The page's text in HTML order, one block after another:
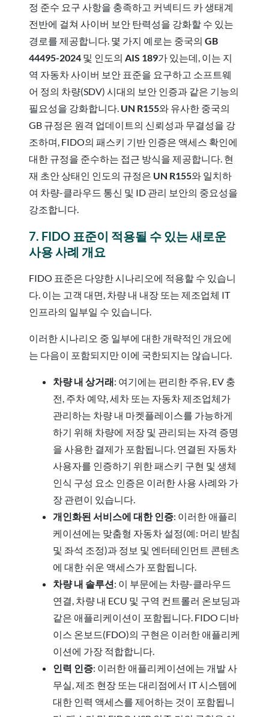
정 준수 요구 사항을 충족하고 커넥티드 카 생태계
전반에 걸쳐 사이버 보안 탄력성을 강화할 수 있는
경로를 제공합니다. 몇 가지 예로는 중국의 GB
44495-2024 및 인도의 AIS 189가 있는데, 이는 지
역 자동차 사이버 보안 표준을 요구하고 소프트웨
어 정의 차량(SDV) 시대의 보안 인증과 같은 기능의
필요성을 강화합니다. UN R155와 유사한 중국의
GB 규정은 원격 업데이트의 신뢰성과 무결성을 강
조하며, FIDO의 패스키 기반 인증은 액세스 확인에
대한 규정을 준수하는 접근 방식을 제공합니다. 현
재 초안 상태인 인도의 규정은 UN R155와 일치하
여 차량-클라우드 통신 및 ID 관리 보안의 중요성을
강조합니다.
7. FIDO 표준이 적용될 수 있는 새로운
사용 사례 개요
FIDO 표준은 다양한 시나리오에 적용할 수 있습니
다. 이는 고객 대면, 차량 내 내장 또는 제조업체 IT
인프라의 일부일 수 있습니다.
이러한 시나리오 중 일부에 대한 개략적인 개요에
는 다음이 포함되지만 이에 국한되지는 않습니다.
차량 내 상거래: 여기에는 편리한 주유, EV 충
전, 주차 예약, 세차 또는 자동차 제조업체가
관리하는 차량 내 마켓플레이스를 가능하게
하기 위해 차량에 저장 및 관리되는 자격 증명
을 사용한 결제가 포함됩니다. 연결된 자동차
사용자를 인증하기 위한 패스키 구현 및 생체
인식 구성 요소 인증은 이러한 사용 사례와 가
장 관련이 있습니다.
개인화된 서비스에 대한 인증: 이러한 애플리
케이션에는 맞춤형 자동차 설정(예: 머리 받침
및 좌석 조정)과 정보 및 엔터테인먼트 콘텐츠
에 대한 쉬운 액세스가 포함됩니다.
차량 내 솔루션: 이 부문에는 차량-클라우드
연결, 차량 내 ECU 및 구역 컨트롤러 온보딩과
같은 애플리케이션이 포함됩니다. FIDO 디바
이스 온보드(FDO)의 구현은 이러한 애플리케
이션에 가장 적합합니다.
인력 인증: 이러한 애플리케이션에는 개발 사
무실, 제조 현장 또는 대리점에서 IT 시스템에
대한 인력 액세스를 제어하는 것이 포함됩니